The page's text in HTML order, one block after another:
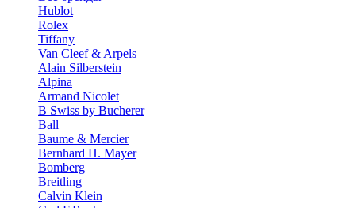
Hublot
Rolex
Tiffany
Van Cleef & Arpels
Alain Silberstein
Alpina
Armand Nicolet
B Swiss by Bucherer
Ball
Baume & Mercier
Bernhard H. Mayer
Bomberg
Breitling
Calvin Klein